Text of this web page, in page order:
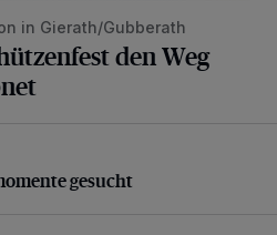
in Gierath/Gubberath
den Weg
gesucht
gesucht